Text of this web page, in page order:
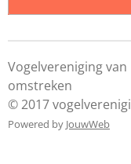
Vogelvereniging van
© 2017
Powered by JouwWeb